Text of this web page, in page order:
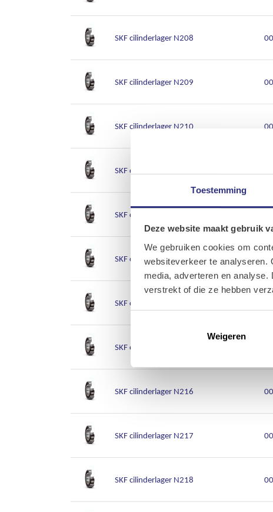
Toestemming
Deze website maakt gebruik
We gebruiken cookies om
websiteverkeer te analyseren.
media, adverteren en
verstrekt of die ze hebben
Weigeren
SKF cilinderlager N208
SKF cilinderlager N209
SKF cilinderlager N210
SKF cilinderlager N211
SKF cilinderlager N212
SKF cilinderlager N213
SKF cilinderlager N214
SKF cilinderlager N215
SKF cilinderlager N216
SKF cilinderlager N217
SKF cilinderlager N218